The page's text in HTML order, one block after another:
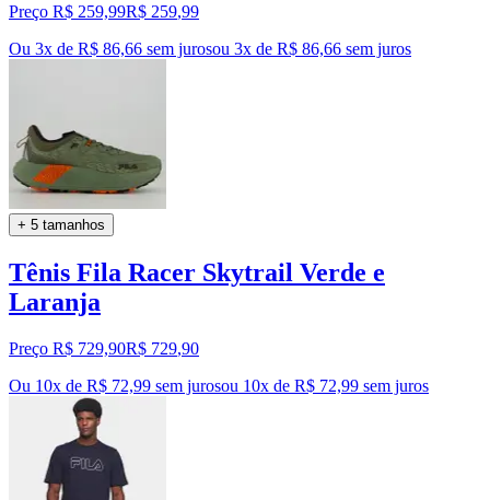
Preço R$ 259,99R$ 259,99
Ou 3x de R$ 86,66 sem jurosou 3x de R$ 86,66 sem juros
+ 5 tamanhos
Tênis Fila Racer Skytrail Verde e
Laranja
Preço R$ 729,90R$ 729,90
Ou 10x de R$ 72,99 sem jurosou 10x de R$ 72,99 sem juros